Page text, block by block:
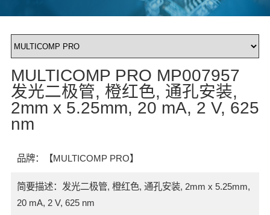
MULTICOMP PRO MP007957
发光二极管, 橙红色, 通孔安装,
2mm x 5.25mm, 20 mA, 2 V, 625
nm
品牌：【MULTICOMP PRO】
简要描述：发光二极管, 橙红色, 通孔安装, 2mm x 5.25mm,
20 mA, 2 V, 625 nm